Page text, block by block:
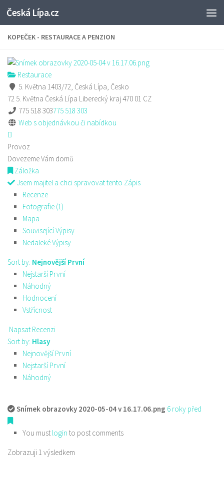
Skip to content
Česká Lípa.cz
KOPEČEK - RESTAURACE A PENZION
Restaurace
5. Května 1403/72, Česká Lípa, Česko
72 5. Května Česká Lípa Liberecký kraj470 01 CZ
775 518 303775 518 303
Web s objednávkou či nabídkou
Provoz
Dovezeme Vám domů
Záložka
Jsem majitel a chci spravovat tento Zápis
Recenze
Fotografie (1)
Mapa
Související Výpisy
Nedaleké Výpisy
Sort by: Nejnovější První
Nejstarší První
Náhodný
Hodnocení
Vstřícnost
Napsat Recenzi
Sort by: Hlasy
Nejnovější První
Nejstarší První
Náhodný
Snímek obrazovky 2020-05-04 v 16.17.06.png 6 roky před
You must login to post comments
Zobrazuji 1 výsledkem